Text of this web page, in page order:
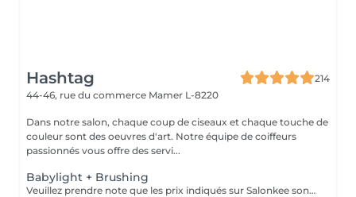
Hashtag
214
44-46, rue du commerce Mamer L-8220
Dans notre salon, chaque coup de ciseaux et chaque touche de
couleur sont des oeuvres d'art. Notre équipe de coiffeurs
passionnés vous offre des servi...
Babylight + Brushing
Veuillez prendre note que les prix indiqués sur Salonkee sont communiqués à titre informatif et s'entendent de base. Ces derniers sont susceptibles de varier selon le diagnostic réalisé à votre arrivée au salon et l'expertise du professionnel à qui vous confiez votre beauté. Dans tous les cas, un devis précis vous sera proposé et toutes réalisations de prestations seront effectuées avec votre accord. Un grand merci d'avance pour votre compréhension. Au plaisir de vous recevoir très vite.